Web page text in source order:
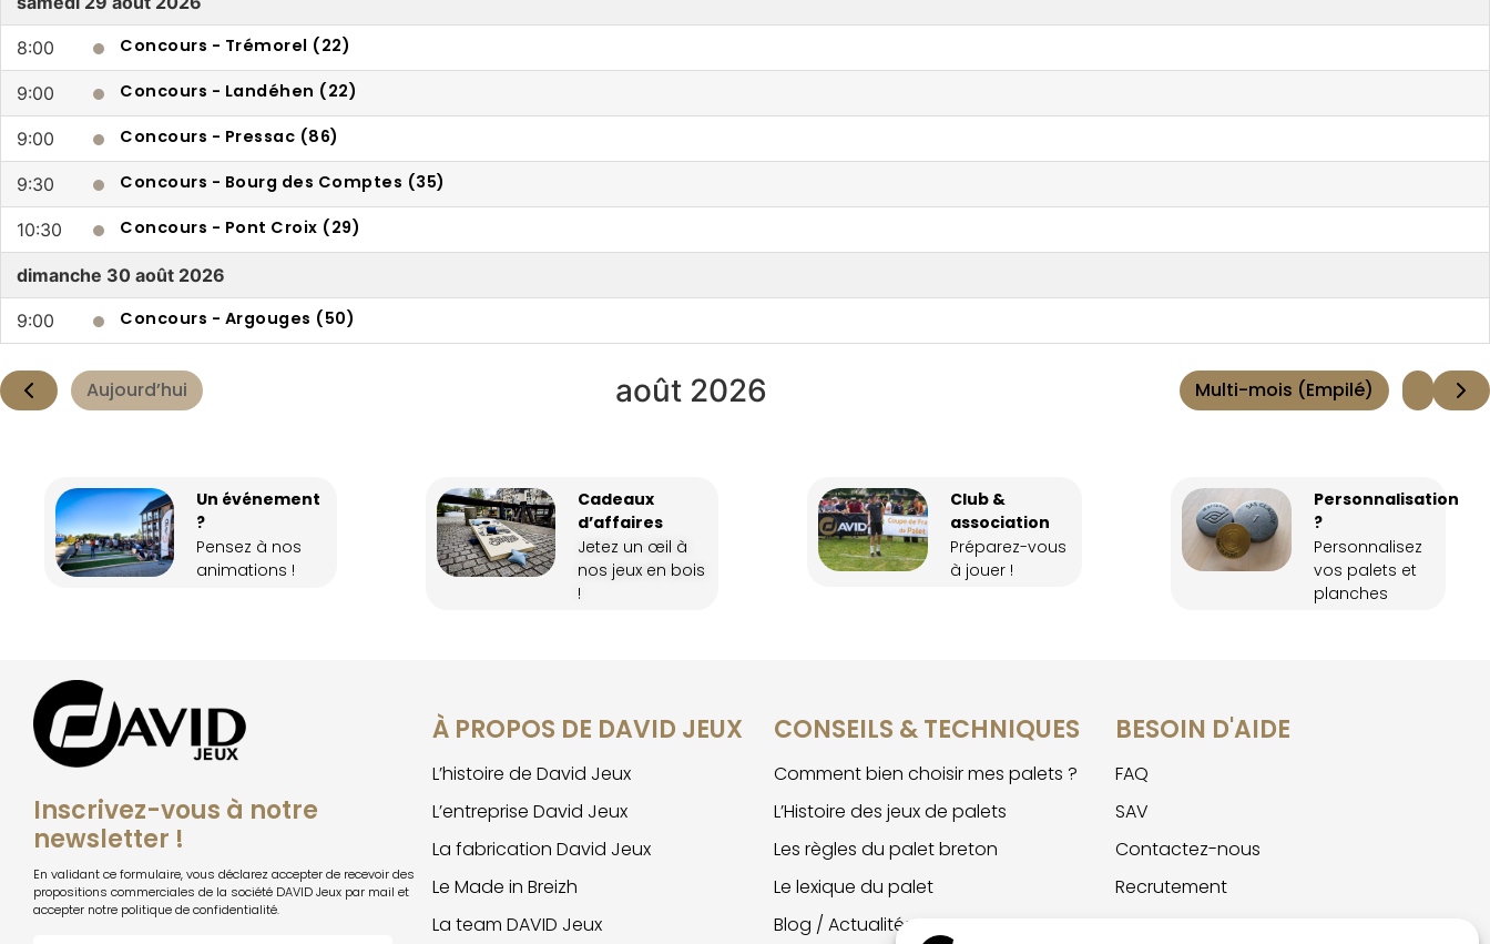
8:00 Concours - Trémorel (22)
9:00 Concours - Landéhen (22)
9:00 Concours - Pressac (86)
9:30 Concours - Bourg des Comptes (35)
10:30 Concours - Pont Croix (29)
30 août 2026
dimanche
9:00 Concours - Argouges (50)
Aujourd’hui août 2026 Multi-mois (Empilé)
Un événement
?
Pensez à nos
animations !
Cadeaux
d’affaires
Jetez un œil à
nos jeux en bois
!
Club &
association
Préparez-vous
à jouer !
Personnalisation
?
Personnalisez
vos palets et
planches
Inscrivez-vous à notre
newsletter !
En validant ce formulaire, vous déclarez accepter de recevoir des
propositions commerciales de la société DAVID Jeux par mail et
accepter notre politique de confidentialité.
À PROPOS DE DAVID JEUX
L’histoire de David Jeux
L’entreprise David Jeux
La fabrication David Jeux
Le Made in Breizh
La team DAVID Jeux
CONSEILS & TECHNIQUES
Comment bien choisir mes palets ?
L’Histoire des jeux de palets
Les règles du palet breton
Le lexique du palet
Blog / Actualités
BESOIN D'AIDE
FAQ
SAV
Contactez-nous
Recrutement